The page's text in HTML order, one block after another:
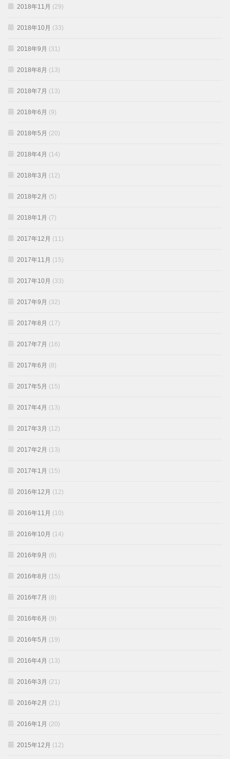
2018年11月 (29)
2018年10月 (33)
2018年9月 (31)
2018年8月 (13)
2018年7月 (13)
2018年6月 (9)
2018年5月 (20)
2018年4月 (14)
2018年3月 (12)
2018年2月 (5)
2018年1月 (7)
2017年12月 (11)
2017年11月 (15)
2017年10月 (33)
2017年9月 (32)
2017年8月 (17)
2017年7月 (16)
2017年6月 (8)
2017年5月 (15)
2017年4月 (13)
2017年3月 (12)
2017年2月 (13)
2017年1月 (15)
2016年12月 (12)
2016年11月 (10)
2016年10月 (14)
2016年9月 (6)
2016年8月 (15)
2016年7月 (8)
2016年6月 (9)
2016年5月 (19)
2016年4月 (13)
2016年3月 (21)
2016年2月 (21)
2016年1月 (20)
2015年12月 (12)